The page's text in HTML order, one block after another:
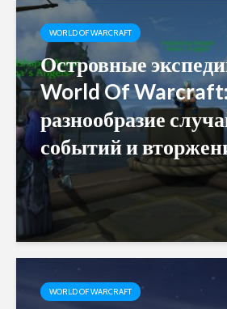
WORLD OF WARCRAFT
Островные
World Of
разнообразие
событий и
WORLD OF WARCRAFT